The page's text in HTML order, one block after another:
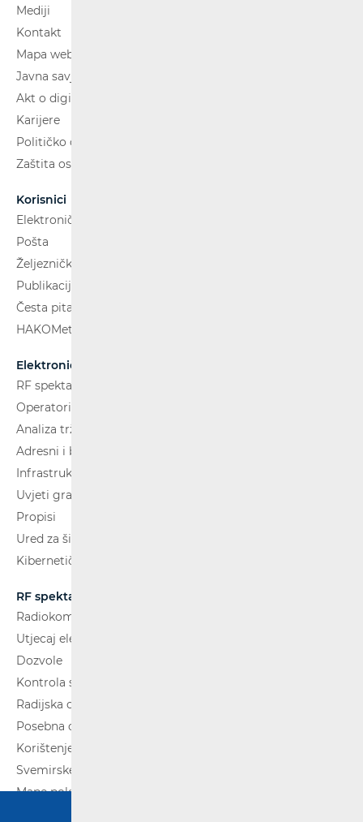
Mediji
Kontakt
Mapa weba
Javna savjetovanja
Akt o digitalnim uslugama
Karijere
Političko oglašavanje
Zaštita osobnih podataka
Korisnici
Elektroničke komunikacije
Pošta
Željeznički putnički prijevoz
Publikacije
Česta pitanja
HAKOMetar
Elektroničke komunikacije
RF spektar
Operatori i usluge
Analiza tržišta
Adresni i brojevni prostor
Infrastruktura
Uvjeti gradnje
Propisi
Ured za širokopojasnost (BCO)
Kibernetička sigurnost
RF spektar
Radiokomunikacije i radiodifuzija
Utjecaj elektromagnetskih polja (EMP)
Dozvole
Kontrola spektra
Radijska oprema
Posebna ovlaštenja
Korištenje WAS/RLAN radijske opreme
Svemirske radijske komunikacije
Mape pokrivenosti